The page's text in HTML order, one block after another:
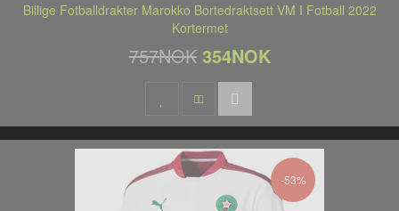
Billige Fotballdrakter Marokko Bortedraktsett VM I Fotball 2022
Kortermet
757NOK 354NOK
-53%